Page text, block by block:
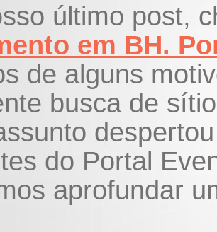
último post,
em BH.
de alguns
busca de
do Portal
aprofundar